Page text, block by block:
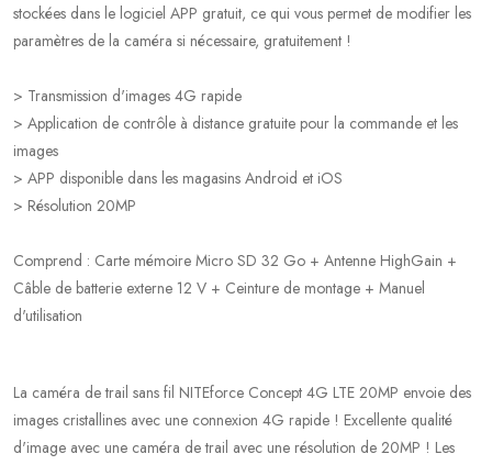
stockées dans le logiciel APP gratuit, ce qui vous permet de modifier les
paramètres de la caméra si nécessaire, gratuitement !
> Transmission d'images 4G rapide
> Application de contrôle à distance gratuite pour la commande et les
images
> APP disponible dans les magasins Android et iOS
> Résolution 20MP
Comprend : Carte mémoire Micro SD 32 Go + Antenne HighGain +
Câble de batterie externe 12 V + Ceinture de montage + Manuel
d'utilisation
La caméra de trail sans fil NITEforce Concept 4G LTE 20MP envoie des
images cristallines avec une connexion 4G rapide ! Excellente qualité
d'image avec une caméra de trail avec une résolution de 20MP ! Les